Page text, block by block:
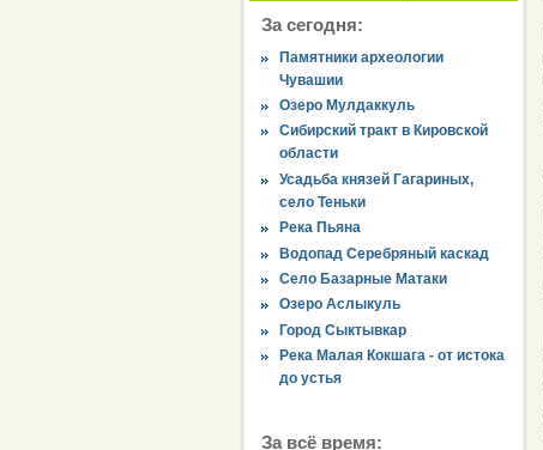
За сегодня:
Памятники археологии
Чувашии
Озеро Мулдаккуль
Сибирский тракт в Кировской
области
Усадьба князей Гагариных,
село Теньки
Река Пьяна
Водопад Серебряный каскад
Село Базарные Матаки
Озеро Аслыкуль
Город Сыктывкар
Река Малая Кокшага - от истока
до устья
За всё время: